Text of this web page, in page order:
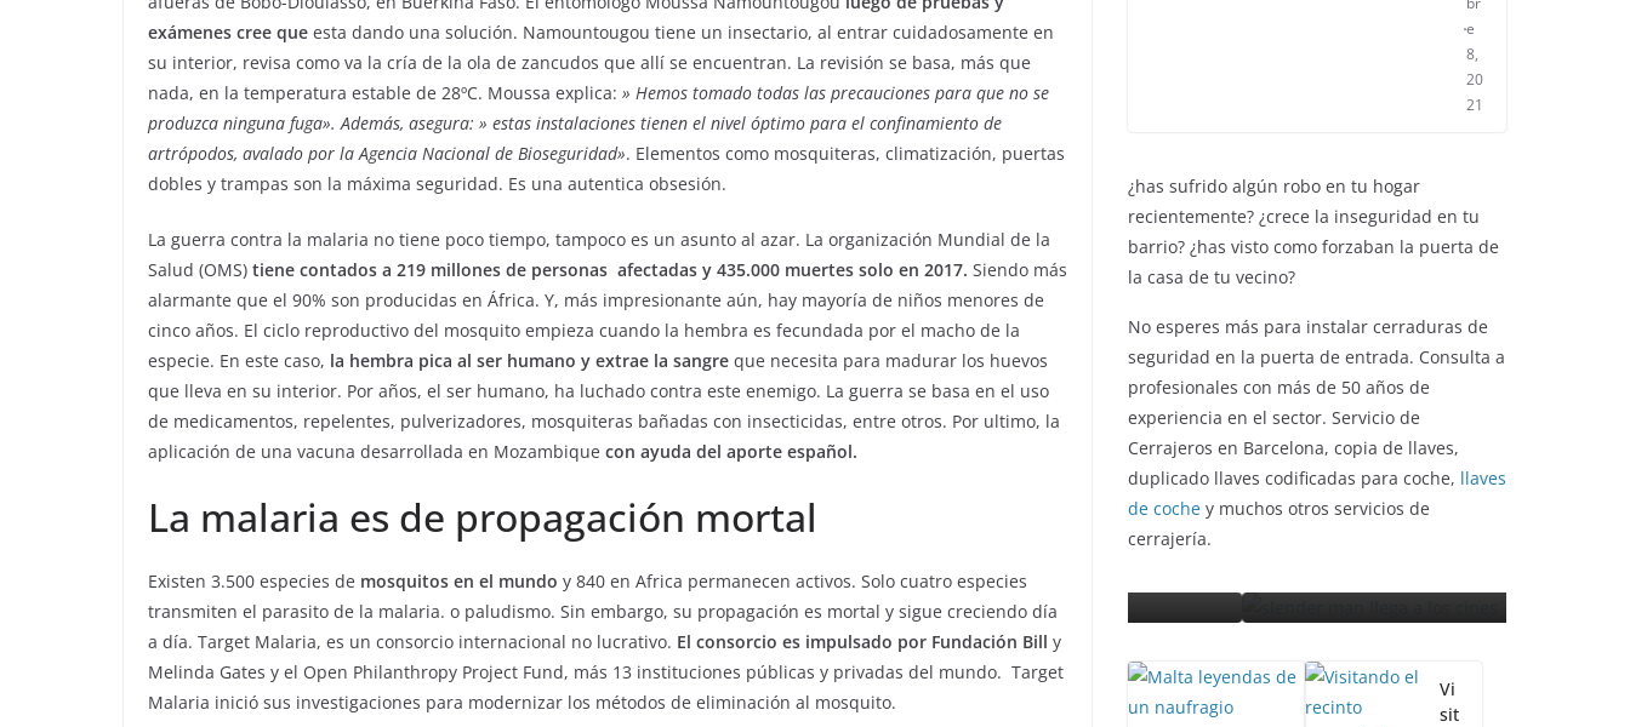
exámenes cree que esta dando una solución. Namountougou tiene un insectario, al entrar cuidadosamente en
su interior, revisa como va la cría de la ola de zancudos que allí se encuentran. La revisión se basa, más que
nada, en la temperatura estable de 28ºC. Moussa explica: » Hemos tomado todas las precauciones para que no se
produzca ninguna fuga». Además, asegura: » estas instalaciones tienen el nivel óptimo para el confinamiento de
artrópodos, avalado por la Agencia Nacional de Bioseguridad». Elementos como mosquiteras, climatización, puertas
dobles y trampas son la máxima seguridad. Es una autentica obsesión.
La guerra contra la malaria no tiene poco tiempo, tampoco es un asunto al azar. La organización Mundial de la
Salud (OMS) tiene contados a 219 millones de personas afectadas y 435.000 muertes solo en 2017. Siendo más
alarmante que el 90% son producidas en África. Y, más impresionante aún, hay mayoría de niños menores de
cinco años. El ciclo reproductivo del mosquito empieza cuando la hembra es fecundada por el macho de la
especie. En este caso, la hembra pica al ser humano y extrae la sangre que necesita para madurar los huevos
que lleva en su interior. Por años, el ser humano, ha luchado contra este enemigo. La guerra se basa en el uso
de medicamentos, repelentes, pulverizadores, mosquiteras bañadas con insecticidas, entre otros. Por ultimo, la
aplicación de una vacuna desarrollada en Mozambique con ayuda del aporte español.
La malaria es de propagación mortal
Existen 3.500 especies de mosquitos en el mundo y 840 en Africa permanecen activos. Solo cuatro especies
transmiten el parasito de la malaria. o paludismo. Sin embargo, su propagación es mortal y sigue creciendo día
a día. Target Malaria, es un consorcio internacional no lucrativo. El consorcio es impulsado por Fundación Bill y
Melinda Gates y el Open Philanthropy Project Fund, más 13 instituciones públicas y privadas del mundo. Target
Malaria inició sus investigaciones para modernizar los métodos de eliminación al mosquito.
e
8,
20
21
¿has sufrido algún robo en tu hogar
recientemente? ¿crece la inseguridad en tu
barrio? ¿has visto como forzaban la puerta de
la casa de tu vecino?
No esperes más para instalar cerraduras de
seguridad en la puerta de entrada. Consulta a
profesionales con más de 50 años de
experiencia en el sector. Servicio de
Cerrajeros en Barcelona, copia de llaves,
duplicado llaves codificadas para coche, llaves
de coche y muchos otros servicios de
cerrajería.
ENTRETENIMIENTO Y CURIOSIDADES
LIBROS CINE Y TV
NOTICIAS ACTUALIDAD PRIMERA EMISIÓN
En 2019 ‘Los juegos del
tendrán un parque
temático
agosto 17, 2017 Grecia Cortez
LIBROS CINE Y TV
Libros verdaderas
joyas diamantes en
bruto
febrero 11, 2020 Sophia
ENTRETENIMIENTO Y CURIOSIDADES
LIBROS CINE Y TV
Slender Man llega al
cine y te mostramos
todos los detalles
Vi
sit